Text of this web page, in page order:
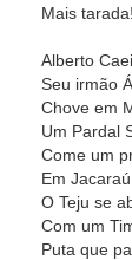
Mais
Alberto
Seu irmão
Chove em
Um Pardal
Come um
Em Jacaraú
O Teju se
Com um
Puta que